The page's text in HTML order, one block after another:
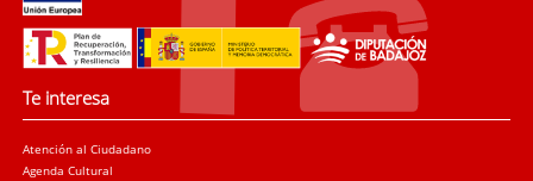
Te interesa
Atención al Ciudadano
Agenda Cultural